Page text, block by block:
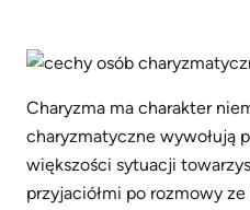
Charyzma ma charakter
charyzmatyczne wywołują
większości sytuacji
przyjaciółmi po rozmowy